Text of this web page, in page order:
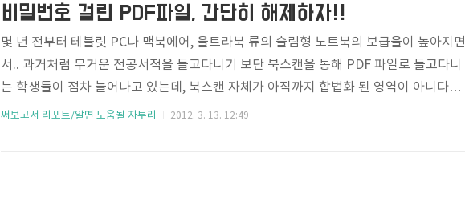
비밀번호 걸린 PDF파일, 간단히 해제하자!!
몇 년 전부터 테블릿 PC나 맥북에어, 울트라북 류의 슬림형 노트북의 보급율이 높아지면
서.. 과거처럼 무거운 전공서적을 들고다니기 보단 북스캔을 통해 PDF 파일로 들고다니
는 학생들이 점차 늘어나고 있는데, 북스캔 자체가 아직까지 합법화 된 영역이 아니다보
니... 북스캔 업체에서는 저작권을 준수하기 위해 북스캔한 이미지를 PDF파일로 제작할
써보고서 리포트/알면 도움될 자투리 2012. 3. 13. 12:49